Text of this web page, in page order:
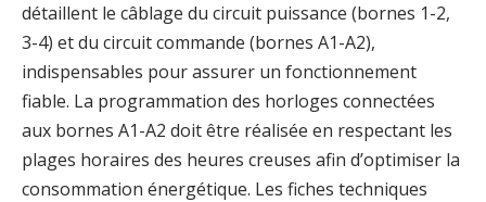
détaillent le câblage du circuit puissance (bornes 1-2,
3-4) et du circuit commande (bornes A1-A2),
indispensables pour assurer un fonctionnement
fiable. La programmation des horloges connectées
aux bornes A1-A2 doit être réalisée en respectant les
plages horaires des heures creuses afin d’optimiser la
consommation énergétique. Les fiches techniques